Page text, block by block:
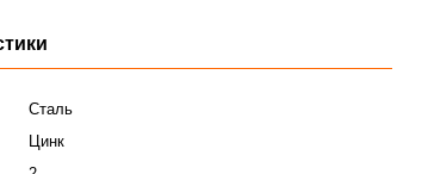
Сталь
Цинк